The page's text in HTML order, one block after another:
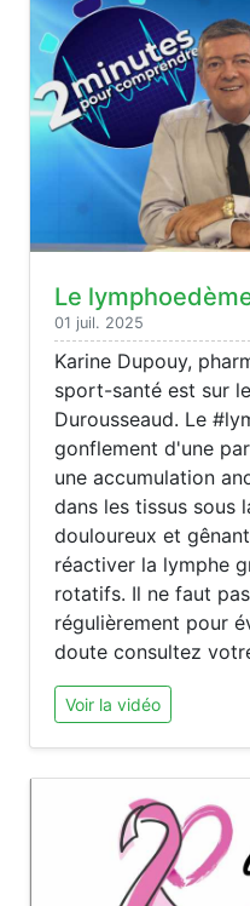
Le
01 juil. 2025
Karine Dupouy,
sport-santé est sur
Durousseaud. Le
gonflement d'une
une accumulation
dans les tissus sous
douloureux et
réactiver la lymphe
rotatifs. Il ne faut
régulièrement pour
doute consultez
Voir la vidéo